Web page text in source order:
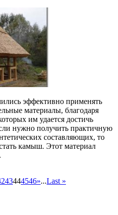
эффективно применять
материалы, благодаря
им удается достичь
нужно получить практичную
составляющих, то
камыш. Этот материал
43444546»...Last »